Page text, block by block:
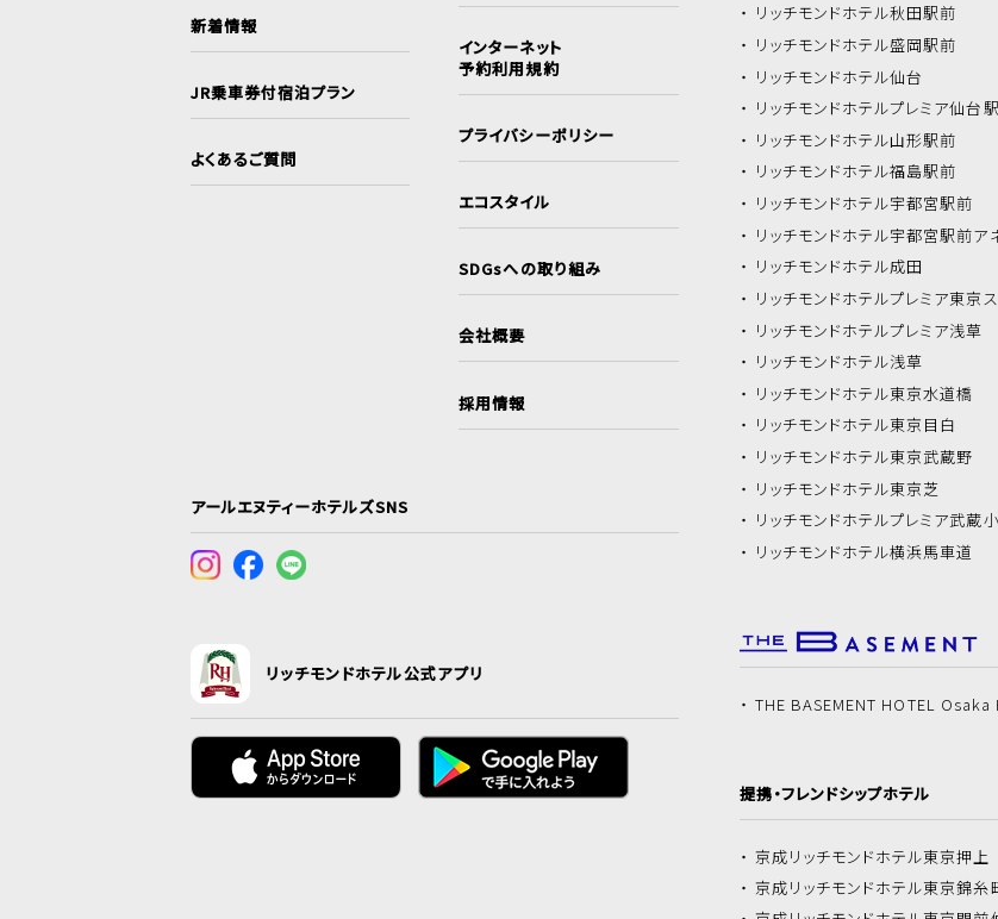
新着情報
JR乗車券付宿泊プラン
よくあるご質問
インターネット
予約利用規約
プライバシーポリシー
エコスタイル
SDGsへの取り組み
会社概要
採用情報
アールエヌティーホテルズSNS
リッチモンドホテル公式アプリ
リッチモンドホテル秋田駅前
リッチモンドホテル盛岡駅前
リッチモンドホテル仙台
リッチモンドホテルプレミア仙台
リッチモンドホテル山形駅前
リッチモンドホテル福島駅前
リッチモンドホテル宇都宮駅前
リッチモンドホテル宇都宮駅前ア
リッチモンドホテル成田
リッチモンドホテルプレミア東京
リッチモンドホテルプレミア浅草
リッチモンドホテル浅草
リッチモンドホテル東京水道橋
リッチモンドホテル東京目白
リッチモンドホテル東京武蔵野
リッチモンドホテル東京芝
リッチモンドホテルプレミア武蔵
リッチモンドホテル横浜馬車道
THE BASEMENT HOTEL
提携・フレンドシップホテル
京成リッチモンドホテル東京押上
京成リッチモンドホテル東京錦糸